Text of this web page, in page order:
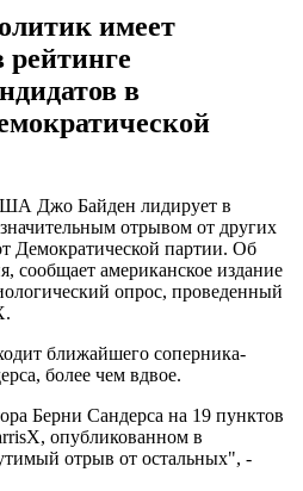
имеет
в
Джо Байден лидирует в
отрывом от других
Демократической партии. Об
сообщает американское издание
опрос, проведенный
ближайшего соперника-
более чем вдвое.
Берни Сандерса на 19 пунктов
опубликованном в
отрыв от остальных", -